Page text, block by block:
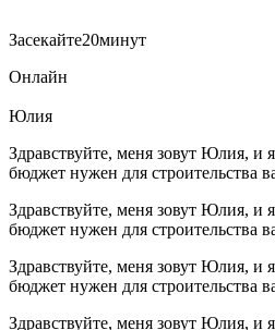
Засекайте20минут
Онлайн
Юлия
Здравствуйте, меня зовут Юлия, и
бюджет нужен для строительства
Здравствуйте, меня зовут Юлия, и
бюджет нужен для строительства
Здравствуйте, меня зовут Юлия, и
бюджет нужен для строительства
Здравствуйте, меня зовут Юлия, и